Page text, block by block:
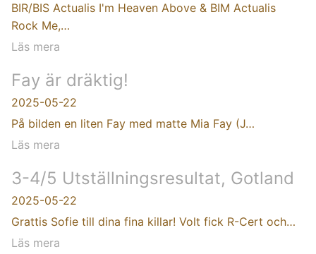
BIR/BIS Actualis I'm Heaven Above & BIM Actualis
Rock Me,…
Läs mera
Fay är dräktig!
2025-05-22
På bilden en liten Fay med matte Mia Fay (J…
Läs mera
3-4/5 Utställningsresultat, Gotland
2025-05-22
Grattis Sofie till dina fina killar! Volt fick R-Cert och…
Läs mera